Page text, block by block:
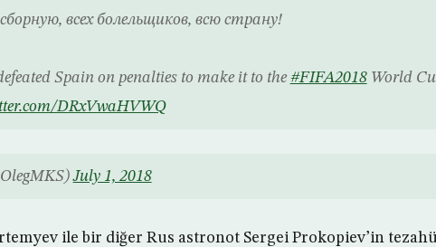
всех болельщиков, всю страну!
Spain on penalties to make it to the#FIFA2018World
DRxVwaHVWQ
July 1, 2018
ile bir diğer Rus astronot Sergei Prokopiev’in